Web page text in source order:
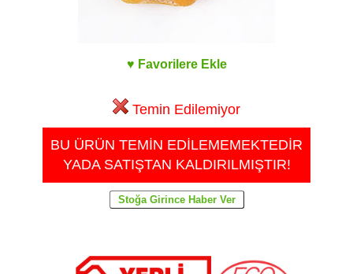
♥ Favorilere Ekle
Temin Edilemiyor
BU ÜRÜN TEMİN EDİLEMEMEKTEDİR
YADA SATIŞTAN KALDIRILMIŞTIR!